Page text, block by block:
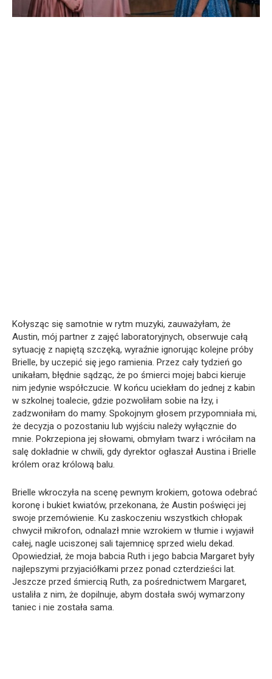
Kołysząc się samotnie w rytm muzyki, zauważyłam, że
Austin, mój partner z zajęć laboratoryjnych, obserwuje całą
sytuację z napiętą szczęką, wyraźnie ignorując kolejne próby
Brielle, by uczepić się jego ramienia. Przez cały tydzień go
unikałam, błędnie sądząc, że po śmierci mojej babci kieruje
nim jedynie współczucie. W końcu uciekłam do jednej z kabin
w szkolnej toalecie, gdzie pozwoliłam sobie na łzy, i
zadzwoniłam do mamy. Spokojnym głosem przypomniała mi,
że decyzja o pozostaniu lub wyjściu należy wyłącznie do
mnie. Pokrzepiona jej słowami, obmyłam twarz i wróciłam na
salę dokładnie w chwili, gdy dyrektor ogłaszał Austina i Brielle
królem oraz królową balu.
Brielle wkroczyła na scenę pewnym krokiem, gotowa odebrać
koronę i bukiet kwiatów, przekonana, że Austin poświęci jej
swoje przemówienie. Ku zaskoczeniu wszystkich chłopak
chwycił mikrofon, odnalazł mnie wzrokiem w tłumie i wyjawił
całej, nagle uciszonej sali tajemnicę sprzed wielu dekad.
Opowiedział, że moja babcia Ruth i jego babcia Margaret były
najlepszymi przyjaciółkami przez ponad czterdzieści lat.
Jeszcze przed śmiercią Ruth, za pośrednictwem Margaret,
ustaliła z nim, że dopilnuje, abym dostała swój wymarzony
taniec i nie została sama.